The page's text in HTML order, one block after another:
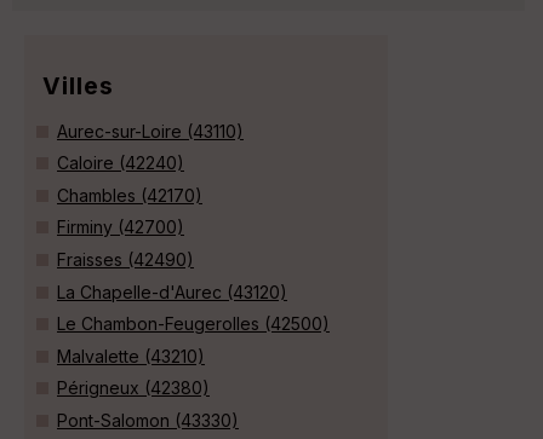
Villes
Aurec-sur-Loire (43110)
Caloire (42240)
Chambles (42170)
Firminy (42700)
Fraisses (42490)
La Chapelle-d'Aurec (43120)
Le Chambon-Feugerolles (42500)
Malvalette (43210)
Périgneux (42380)
Pont-Salomon (43330)